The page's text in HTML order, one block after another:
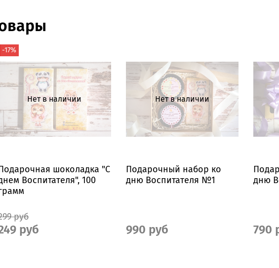
Нет в наличии
-17%
шоколадка "С
Воспитателя", 100
руб
руб
Нет в наличии
Подарочный набор ко
дню Воспитателя №1
990 руб
дню
790